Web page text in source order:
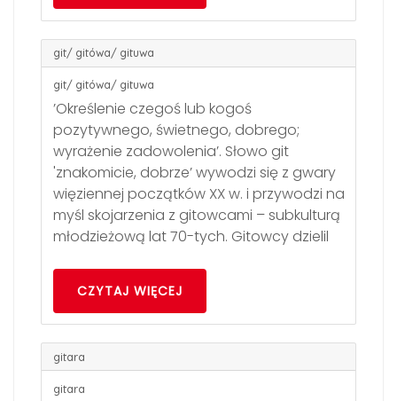
git/ gitówa/ gituwa
git/ gitówa/ gituwa
’Określenie czegoś lub kogoś
pozytywnego, świetnego, dobrego;
wyrażenie zadowolenia’. Słowo git
'znakomicie, dobrze’ wywodzi się z gwary
więziennej początków XX w. i przywodzi na
myśl skojarzenia z gitowcami – subkulturą
młodzieżową lat 70-tych. Gitowcy dzielil
CZYTAJ WIĘCEJ
gitara
gitara